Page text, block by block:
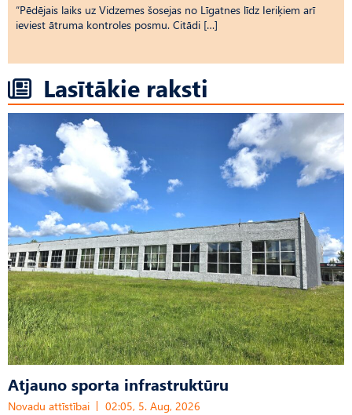
“Pēdējais laiks uz Vid­ze­mes šosejas no Līgatnes līdz Ieriķiem arī
ieviest ātruma kontroles posmu. Citādi […]
Lasītākie raksti
Atjauno sporta infrastruktūru
Novadu attīstībai 02:05, 5. Aug, 2026